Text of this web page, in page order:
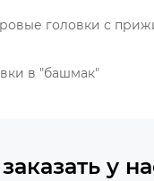
головки с
в "башмак"
у